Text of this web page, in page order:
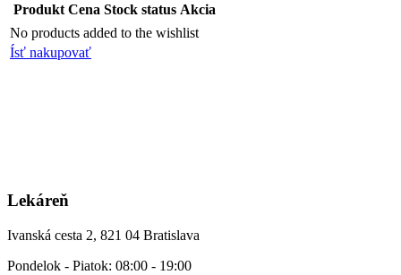
Produkt Cena Stock status Akcia
No products added to the wishlist
Ísť nakupovať
Lekáreň
Ivanská cesta 2, 821 04 Bratislava
Pondelok - Piatok: 08:00 - 19:00